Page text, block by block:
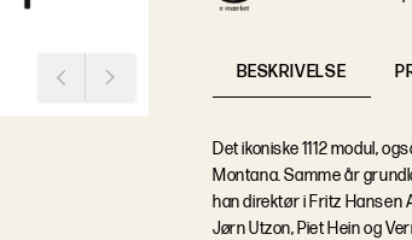
BESKRIVELSE
Det ikoniske 1112 modul,
Montana. Samme år
han direktør i Fritz
Jørn Utzon, Piet Hein og